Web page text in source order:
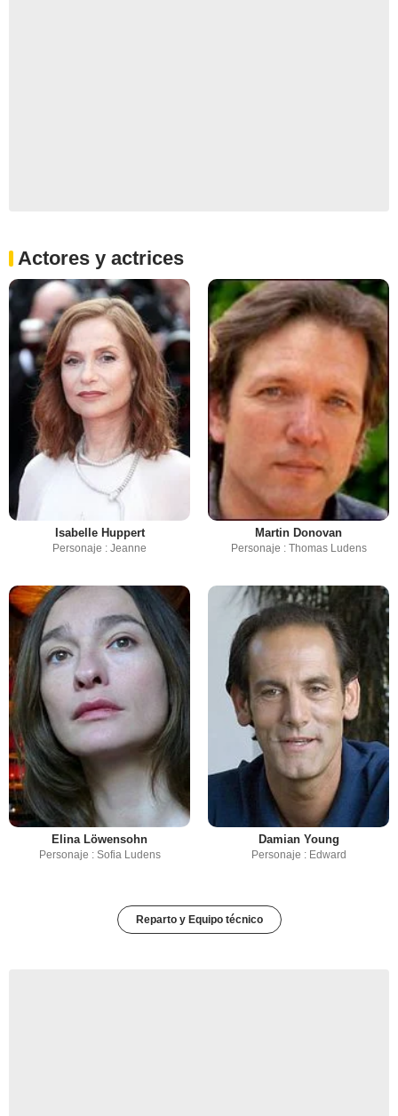
Actores y actrices
Isabelle Huppert
Personaje : Jeanne
Martin Donovan
Personaje : Thomas Ludens
Elina Löwensohn
Personaje : Sofia Ludens
Damian Young
Personaje : Edward
Reparto y Equipo técnico